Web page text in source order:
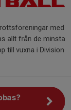
med
allt från de minsta
till vuxna i Division